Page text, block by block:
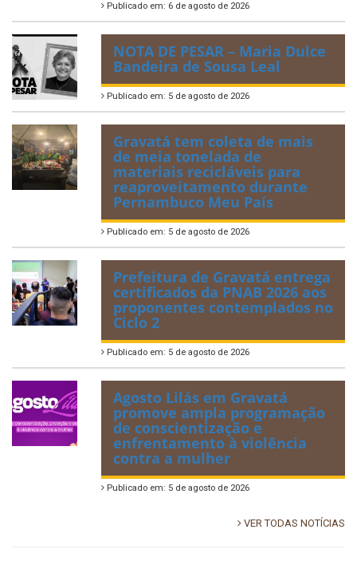
Publicado em: 6 de agosto de 2026
NOTA DE PESAR – Maria Dulce
Bandeira de Sousa Leal
Publicado em: 5 de agosto de 2026
Gravatá tem coleta de mais
de meia tonelada de
materiais recicláveis para
reaproveitamento durante
Pernambuco Meu País
Publicado em: 5 de agosto de 2026
Prefeitura de Gravatá entrega
certificados da PNAB 2026 aos
proponentes contemplados no
Ciclo 2
Publicado em: 5 de agosto de 2026
Agosto Lilás em Gravatá
promove ampla programação
de conscientização e
enfrentamento à violência
contra a mulher
Publicado em: 5 de agosto de 2026
VER TODAS NOTÍCIAS